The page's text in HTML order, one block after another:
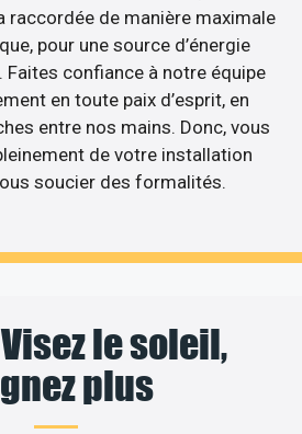
raccordée de manière maximale
pour une source d’énergie
Faites confiance à notre équipe
en toute paix d’esprit, en
entre nos mains. Donc, vous
de votre installation
soucier des formalités.
le soleil,
plus